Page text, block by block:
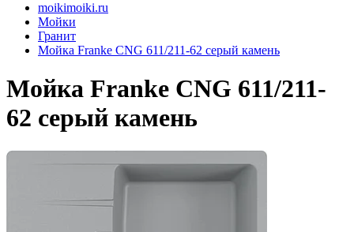
moikimoiki.ru
Мойки
Гранит
Мойка Franke CNG 611/211-62 серый камень
Мойка Franke CNG 611/211-
62 серый камень